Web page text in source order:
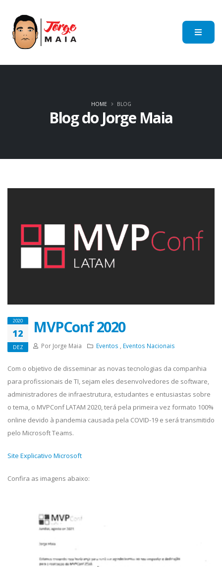
Blog do Jorge Maia
HOME BLOG
2020
12
DEZ
MVPConf 2020
Por Jorge Maia Eventos Eventos Nacionais
Com o objetivo de disseminar as novas tecnologias da companhia
para profissionais de TI, sejam eles desenvolvedores de software,
administradores de infraestrutura, estudantes e entusiastas sobre
o tema, o MVPConf LATAM 2020, terá pela primeira vez formato 100%
online devido à pandemia causada pela COVID-19 e será transmitido
pelo Microsoft Teams.
Site Explicativo Microsoft
Confira as imagens abaixo: